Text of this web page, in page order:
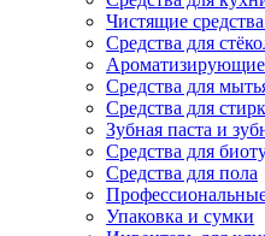
Чистящие
Средства для
Ароматизирующие
Средства для
Средства для
Зубная паста и
Средства для
Средства для пола
Упаковка и сумки